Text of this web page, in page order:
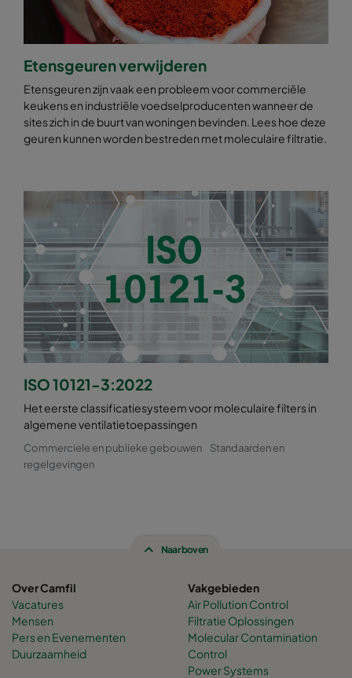
Etensgeuren verwijderen
Etensgeuren zijn vaak een probleem voor commerciële
keukens en industriële voedselproducenten wanneer de
sites zich in de buurt van woningen bevinden. Lees hoe deze
geuren kunnen worden bestreden met moleculaire filtratie.
ISO 10121-3:2022
Het eerste classificatiesysteem voor moleculaire filters in
algemene ventilatietoepassingen
Commerciele en publieke gebouwen
Standaarden en
regelgevingen
Naar boven
Over Camfil
Vacatures
Mensen
Pers en Evenementen
Duurzaamheid
Vakgebieden
Air Pollution Control
Filtratie Oplossingen
Molecular Contamination
Control
Power Systems